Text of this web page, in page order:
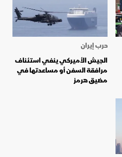
حرب إيران
الجيش الأميركي ينفي استئناف
مرافقة السفن أو مساعدتها في
مضيق هرمز